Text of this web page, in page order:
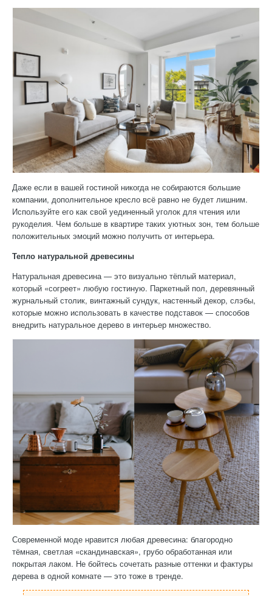
Даже если в вашей гостиной никогда не собираются большие
компании, дополнительное кресло всё равно не будет лишним.
Используйте его как свой уединенный уголок для чтения или
рукоделия. Чем больше в квартире таких уютных зон, тем больше
положительных эмоций можно получить от интерьера.
Тепло натуральной древесины
Натуральная древесина — это визуально тёплый материал,
который «согреет» любую гостиную. Паркетный пол, деревянный
журнальный столик, винтажный сундук, настенный декор, слэбы,
которые можно использовать в качестве подставок — способов
внедрить натуральное дерево в интерьер множество.
Современной моде нравится любая древесина: благородно
тёмная, светлая «скандинавская», грубо обработанная или
покрытая лаком. Не бойтесь сочетать разные оттенки и фактуры
дерева в одной комнате — это тоже в тренде.